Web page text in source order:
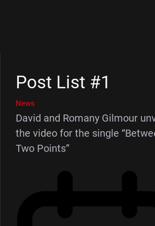
Post List #1
News
David and Romany Gilmour
the video for the single
Two Points”